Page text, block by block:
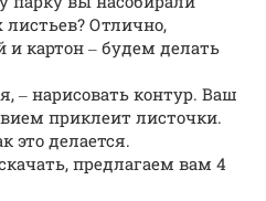
Отлично,
и картон ‒ будем делать
‒ нарисовать контур. Ваш
приклеит листочки.
это делается.
предлагаем вам 4